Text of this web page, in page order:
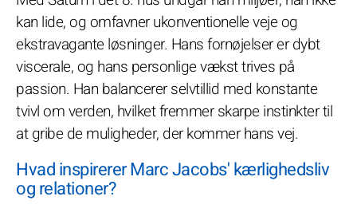
kan lide, og omfavner ukonventionelle veje og
ekstravagante løsninger. Hans fornøjelser er dybt
viscerale, og hans personlige vækst trives på
passion. Han balancerer selvtillid med konstante
tvivl om verden, hvilket fremmer skarpe instinkter til
at gribe de muligheder, der kommer hans vej.
Hvad inspirerer Marc Jacobs' kærlighedsliv
og relationer?